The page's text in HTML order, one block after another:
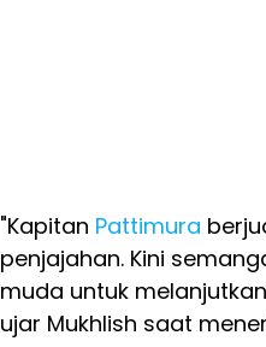
"Kapitan Pattimura
penjajahan. Kini
muda untuk
ujar Mukhlish saat